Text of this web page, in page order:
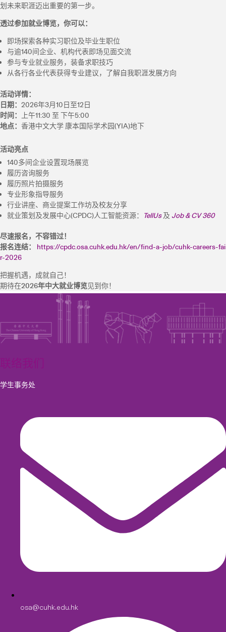
划未来职涯迈出重要的第一步。
透过参加就业博览，你可以：
即场探索各种实习职位及毕业生职位
与逾140间企业、机构代表即场见面交流
参与专业就业服务，装备求职技巧
从各行各业代表获得专业建议，了解自我职涯发展方向
活动详情：
日期： 2026年3月10日至12日
时间：
上午11:30 至 下午5:00
地点： 香港中文大学 康本国际学术园(YIA)地下
活动亮点
140多间企业设置现场展览
履历咨询服务
履历照片拍摄服务
专业形象指导服务
行业讲座、商业提案工作坊及校友分享
就业策划及发展中心(CPDC)人工智能资源：
TellUs及 Job & CV 360
尽速报名，不容错过！
报名连结：
https://cpdc.osa.cuhk.edu.hk/en/find-a-job/cuhk-careers-fai
r-2026
把握机遇，成就自己！
期待在2026年中大就业博览见到你！
学生事务处
osa@cuhk.edu.hk